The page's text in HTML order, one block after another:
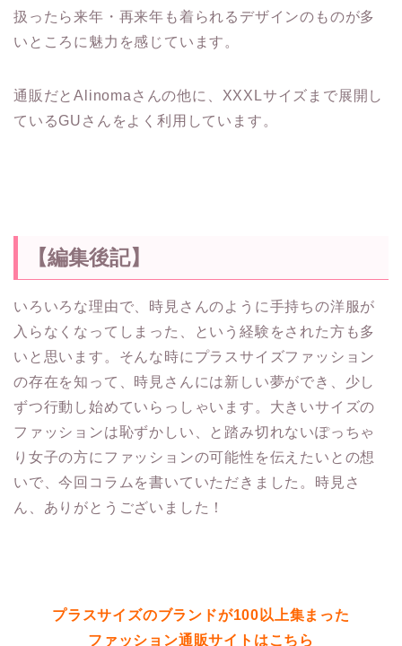
扱ったら来年・再来年も着られるデザインのものが多
いところに魅力を感じています。
通販だとAlinomaさんの他に、XXXLサイズまで展開し
ているGUさんをよく利用しています。
【編集後記】
いろいろな理由で、時見さんのように手持ちの洋服が
入らなくなってしまった、という経験をされた方も多
いと思います。そんな時にプラスサイズファッション
の存在を知って、時見さんには新しい夢ができ、少し
ずつ行動し始めていらっしゃいます。大きいサイズの
ファッションは恥ずかしい、と踏み切れないぽっちゃ
り女子の方にファッションの可能性を伝えたいとの想
いで、今回コラムを書いていただきました。時見さ
ん、ありがとうございました！
プラスサイズのブランドが100以上集まった
ファッション通販サイトはこちら